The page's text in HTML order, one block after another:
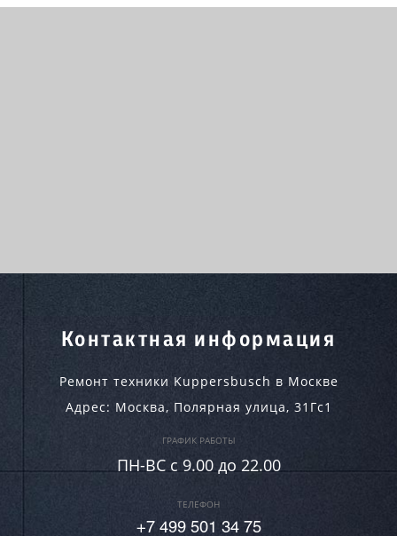
Контактная информация
Ремонт техники Kuppersbusch в Москве
Адрес: Москва, Полярная улица, 31Гс1
ГРАФИК РАБОТЫ
ПН-ВC c 9.00 до 22.00
ТЕЛЕФОН
+7 499 501 34 75